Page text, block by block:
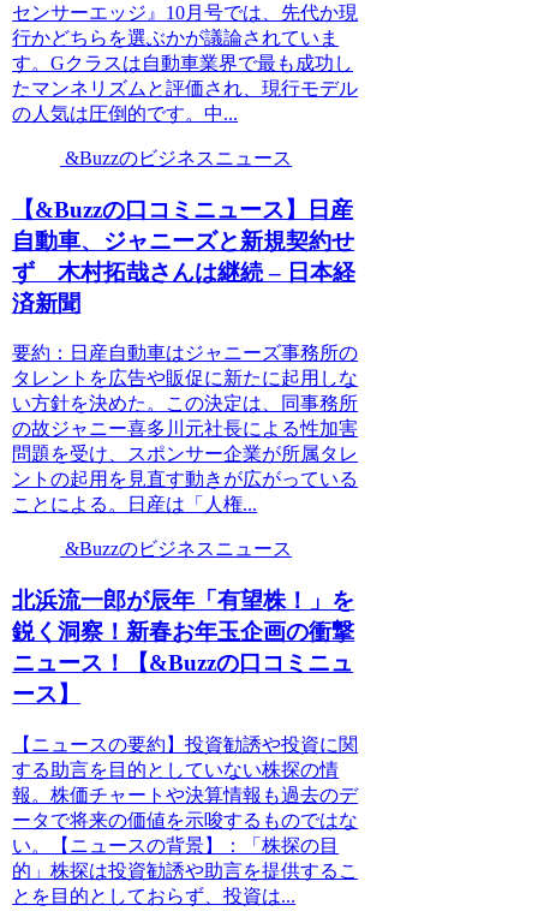
センサーエッジ』10月号では、先代か現
行かどちらを選ぶかが議論されていま
す。Gクラスは自動車業界で最も成功し
たマンネリズムと評価され、現行モデル
の人気は圧倒的です。中...
&Buzzのビジネスニュース
【&Buzzの口コミニュース】日産
自動車、ジャニーズと新規契約せ
ず 木村拓哉さんは継続 – 日本経
済新聞
要約：日産自動車はジャニーズ事務所の
タレントを広告や販促に新たに起用しな
い方針を決めた。この決定は、同事務所
の故ジャニー喜多川元社長による性加害
問題を受け、スポンサー企業が所属タレ
ントの起用を見直す動きが広がっている
ことによる。日産は「人権...
&Buzzのビジネスニュース
北浜流一郎が辰年「有望株！」を
鋭く洞察！新春お年玉企画の衝撃
ニュース！【&Buzzの口コミニュ
ース】
【ニュースの要約】投資勧誘や投資に関
する助言を目的としていない株探の情
報。株価チャートや決算情報も過去のデ
ータで将来の価値を示唆するものではな
い。【ニュースの背景】：「株探の目
的」株探は投資勧誘や助言を提供するこ
とを目的としておらず、投資は...